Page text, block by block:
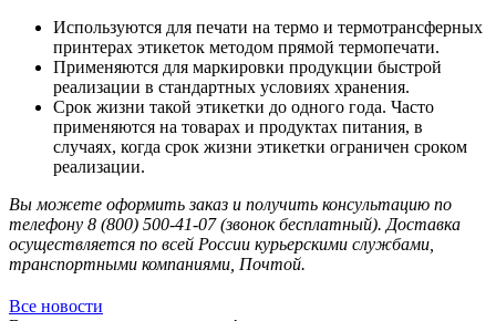
Используются для печати на термо и термотрансферных
принтерах этикеток методом прямой термопечати.
Применяются для маркировки продукции быстрой
реализации в стандартных условиях хранения.
Срок жизни такой этикетки до одного года. Часто
применяются на товарах и продуктах питания, в
случаях, когда срок жизни этикетки ограничен сроком
реализации.
Вы можете оформить заказ и получить консультацию по
телефону 8 (800) 500-41-07 (звонок бесплатный). Доставка
осуществляется по всей России курьерскими службами,
транспортными компаниями, Почтой.
Все новости